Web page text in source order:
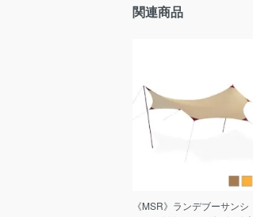
関連商品
《MSR》ランデブーサンシ